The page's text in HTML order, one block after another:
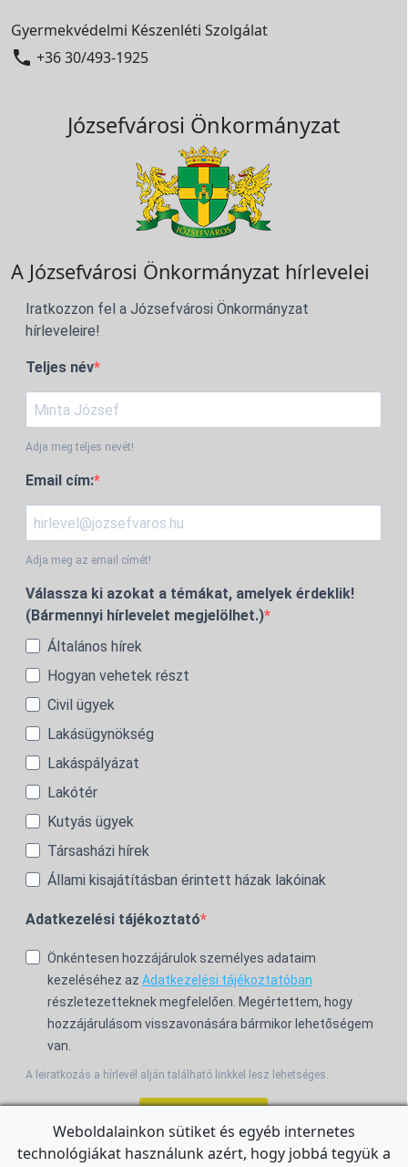
Gyermekvédelmi Készenléti Szolgálat
 +36 30/493-1925
Józsefvárosi Önkormányzat
A Józsefvárosi Önkormányzat hírlevelei
Iratkozzon fel a Józsefvárosi Önkormányzat
hírleveleire!
Teljes név
Adja meg teljes nevét!
Email cím:
Adja meg az email címét!
Válassza ki azokat a témákat, amelyek érdeklik!
(Bármennyi hírlevelet megjelölhet.)
Általános hírek
Hogyan vehetek részt
Civil ügyek
Lakásügynökség
Lakáspályázat
Lakótér
Kutyás ügyek
Társasházi hírek
Állami kisajátításban érintett házak lakóinak
Adatkezelési tájékoztató
Önkéntesen hozzájárulok személyes adataim
kezeléséhez az Adatkezelési tájékoztatóban
részletezetteknek megfelelően. Megértettem, hogy
hozzájárulásom visszavonására bármikor lehetőségem
van.
A leiratkozás a hírlevél alján található linkkel lesz lehetséges.
Weboldalainkon sütiket és egyéb internetes
technológiákat használunk azért, hogy jobbá tegyük a